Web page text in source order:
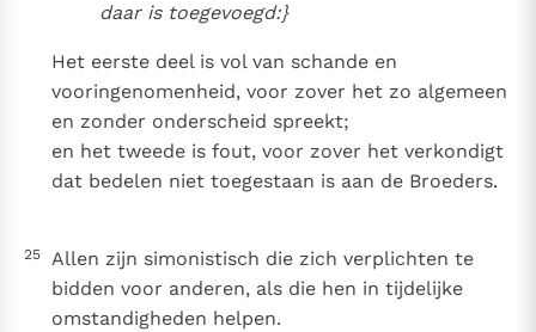
daar is toegevoegd:}
Het eerste deel is vol van schande en
vooringenomenheid, voor zover het zo algemeen
en zonder onderscheid spreekt;
en het tweede is fout, voor zover het verkondigt
dat bedelen niet toegestaan is aan de Broeders.
25
Allen zijn simonistisch die zich verplichten te
bidden voor anderen, als die hen in tijdelijke
omstandigheden helpen.